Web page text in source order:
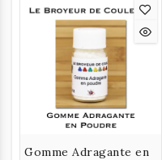
Gomme Adragante en